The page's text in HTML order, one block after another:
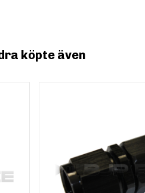
köpte även